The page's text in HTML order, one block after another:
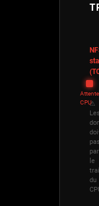
Attente
CPU⚠
Les
par
le
du